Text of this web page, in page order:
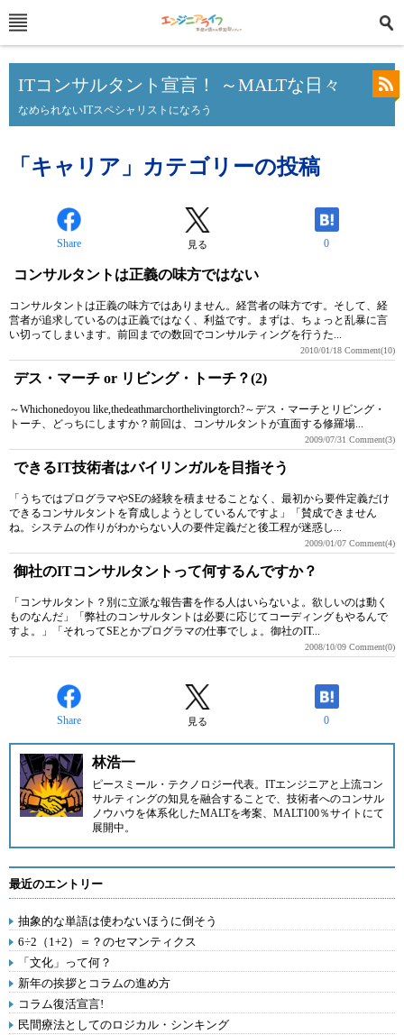
ITコンサルタント宣言！ ～MALTな日々
なめられないITスペシャリストになろう
「キャリア」カテゴリーの投稿
Share 見る 0
コンサルタントは正義の味方ではない
コンサルタントは正義の味方ではありません。経営者の味方です。そして、経
営者が追求しているのは正義ではなく、利益です。まずは、ちょっと乱暴に言
い切ってしまいます。前回までの数回でコンサルティングを行うた...
2010/01/18 Comment(10)
デス・マーチ or リビング・トーチ？(2)
～Whichonedoyou like,thedeathmarchorthelivingtorch?～デス・マーチとリビング・
トーチ、どっちにしますか？前回は、コンサルタントが直面する修羅場...
2009/07/31 Comment(3)
できるIT技術者はバイリンガルを目指そう
「うちではプログラマやSEの経験を積ませることなく、最初から要件定義だけ
できるコンサルタントを育成しようとしているんですよ」「賛成できません
ね。システムの作りがわからない人の要件定義だと後工程が迷惑し...
2009/01/07 Comment(4)
御社のITコンサルタントって何するんですか？
「コンサルタント？別に立派な報告書を作る人はいらないよ。欲しいのは動く
ものなんだ」「弊社のコンサルタントは必要に応じてコーディングもやるんで
すよ。」「それってSEとかプログラマの仕事でしょ。御社のIT...
2008/10/09 Comment(0)
Share 見る 0
林浩一
ピースミール・テクノロジー代表。ITエンジニアと上流コン
サルティングの知見を融合することで、技術者へのコンサル
ノウハウを体系化したMALTを考案、 MALT100％サイトにて
展開中。
最近のエントリー
抽象的な単語は使わないほうに倒そう
6÷2（1+2）＝？のセマンティクス
「文化」って何？
新年の挨拶とコラムの進め方
コラム復活宣言!
民間療法としてのロジカル・シンキング